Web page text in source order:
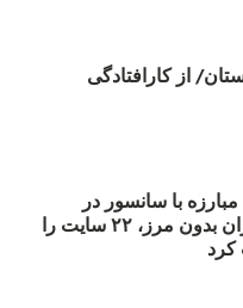
از کارافتادگی
مبارزه با سانسور در
اینترنت: #آزادی هم‌آیند گزارشگران‌ بدون مرز، ۲۲ سایت را